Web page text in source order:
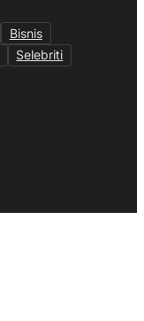
Bisnis
Selebriti